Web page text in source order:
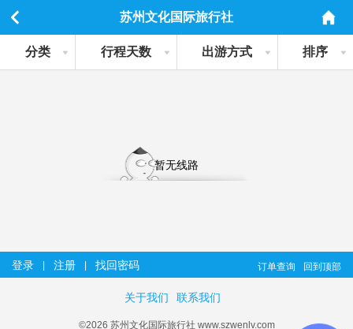
苏州文化国际旅行社
分类 行程天数 出游方式 排序
暂无线路
登录 注册 找回密码 回到顶部
订单查询
关于我们 联系我们
©2026 苏州文化国际旅行社 www.szwenlv.com